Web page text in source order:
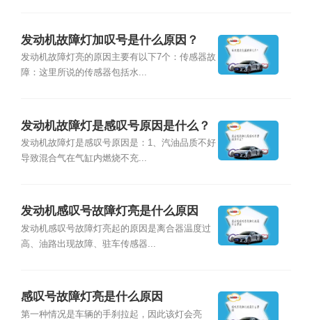
发动机故障灯加叹号是什么原因？
发动机故障灯亮的原因主要有以下7个：传感器故
障：这里所说的传感器包括水...
发动机故障灯是感叹号原因是什么？
发动机故障灯是感叹号原因是：1、汽油品质不好
导致混合气在气缸内燃烧不充...
发动机感叹号故障灯亮是什么原因
发动机感叹号故障灯亮起的原因是离合器温度过
高、油路出现故障、驻车传感器...
感叹号故障灯亮是什么原因
第一种情况是车辆的手刹拉起，因此该灯会亮